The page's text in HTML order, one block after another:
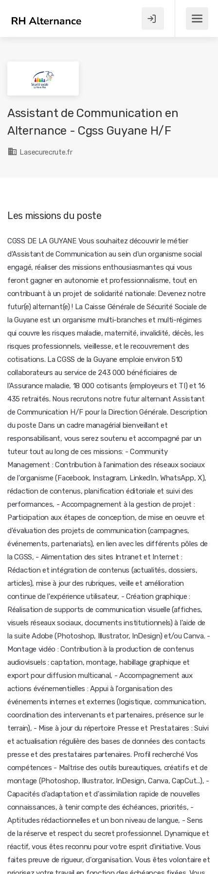
Assistant de Communication en
Alternance - Cgss Guyane H/F
Lasecurecrute.fr
Les missions du poste
CGSS DE LA GUYANE Vous souhaitez découvrir le métier
d'Assistant de Communication au sein d'un organisme social
engagé, réaliser des missions enthousiasmantes qui vous
feront gagner en autonomie et professionnalisme, tout en
contribuant à un projet de solidarité nationale: Devenez notre
futur(e) alternant(e) ! La Caisse Générale de Sécurité Sociale de
la Guyane est un organisme multi-branches et multi-régimes
qui couvre les risques maladie, maternité, invalidité, décès, les
risques professionnels, vieillesse, et le recouvrement des
cotisations. La CGSS de la Guyane emploie environ 510
collaborateurs au service de 243 000 bénéficiaires de
l'Assurance maladie, 18 000 cotisants (employeurs et TI) et 16
435 retraités. Nous recrutons notre futur alternant Assistant
de Communication H/F pour la Direction Générale. Description
du poste Dans un cadre managérial bienveillant et
responsabilisant, vous serez soutenu et accompagné par un
tuteur tout au long de ces missions: - Community
Management : Contribution à l'animation des réseaux sociaux
de l'organisme (Facebook, Instagram, LinkedIn, WhatsApp, X),
rédaction de contenus, planification éditoriale et suivi des
performances, - Accompagnement à la gestion de projet :
Participation aux étapes de conception, de mise en oeuvre et
d'évaluation des projets de communication (campagnes,
événements, partenariats), en lien avec les différents pôles de
la CGSS, - Alimentation des sites Intranet et Internet :
Rédaction et intégration de contenus (actualités, dossiers,
articles), mise à jour des rubriques, veille et amélioration
continue de l'expérience utilisateur, - Création graphique :
Réalisation de supports de communication visuelle (affiches,
visuels réseaux sociaux, documents institutionnels) à l'aide de
la suite Adobe (Photoshop, Illustrator, InDesign) et/ou Canva. -
Montage vidéo : Contribution à la production de contenus
audiovisuels : captation, montage, habillage graphique et
export pour diffusion multicanal, - Accompagnement aux
actions événementielles : Appui à l'organisation des
événements internes et externes (logistique, communication,
coordination des intervenants et partenaires, présence sur le
terrain), - Mise à jour du répertoire Presse et Prestataires : Suivi
et actualisation régulière des bases de données des contacts
presse et des prestataires partenaires. Profil recherché Vos
compétences - Maîtrise des outils bureautiques, créatifs et de
montage (Photoshop, Illustrator, InDesign, Canva, CapCut...), -
Capacités d'adaptation et d'assimilation rapide de nouvelles
connaissances, à tenir compte des échéances, priorités, -
Aptitudes rédactionnelles et un bon niveau de langue, - Sens
de la réserve et respect du secret professionnel. Dynamique et
réactif, vous êtes reconnu pour votre esprit d'initiative. Vous
faites preuve de rigueur, d'organisation. Vous êtes volontaire et